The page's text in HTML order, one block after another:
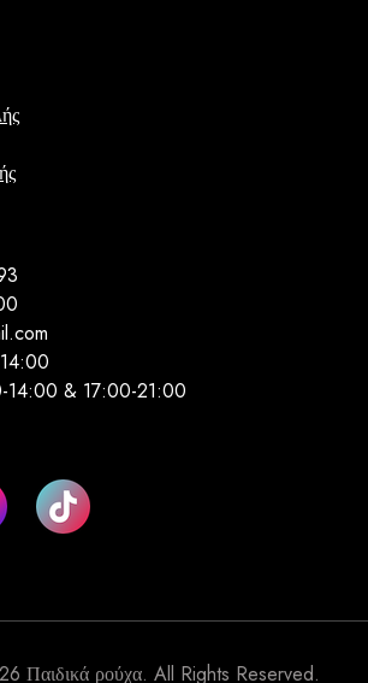
& 17:00-21:00
Παιδικά ρούχα. All Rights Reserved.